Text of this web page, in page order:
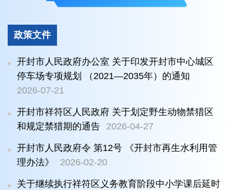
政策文件
开封市人民政府办公室 关于印发开封市中心城区
停车场专项规划 （2021—2035年）的通知
2026-07-21
开封市祥符区人民政府 关于划定野生动物禁猎区
和规定禁猎期的通告
2026-04-27
开封市人民政府令 第12号 《开封市再生水利用管
理办法》
2026-02-20
关于继续执行祥符区义务教育阶段中小学课后延时